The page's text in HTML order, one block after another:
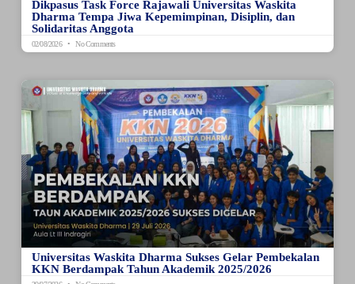
Dikpasus Task Force Rajawali Universitas Waskita
Dharma Tempa Jiwa Kepemimpinan, Disiplin, dan
Solidaritas Anggota
02/08/2026 No Comments
Universitas Waskita Dharma Sukses Gelar Pembekalan
KKN Berdampak Tahun Akademik 2025/2026